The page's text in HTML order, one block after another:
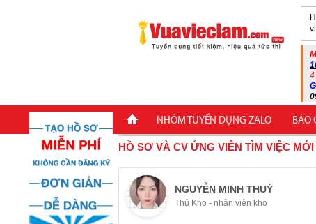
4
NHÓM TUYỂN DỤNG ZALO BÁO
HỒ SƠ VÀ CV ỨNG VIÊN TÌM VIỆC
NGUYỄN MINH THUÝ
Thủ Kho - nhân viên kho